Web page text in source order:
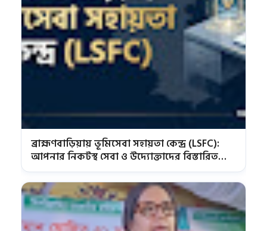
ব্রাহ্মণবাড়িয়ায় ভূমিসেবা সহায়তা কেন্দ্র (LSFC):
আপনার নিকটস্থ সেবা ও উদ্যোক্তাদের বিস্তারিত
তালিকা